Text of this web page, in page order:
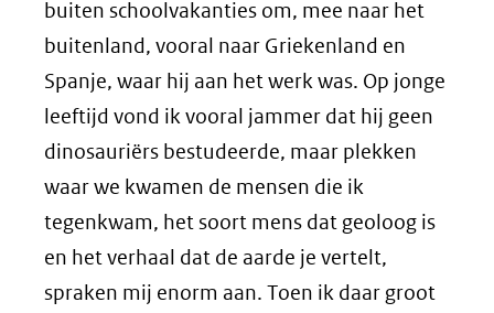
buiten schoolvakanties om, mee naar het
buitenland, vooral naar Griekenland en
Spanje, waar hij aan het werk was. Op jonge
leeftijd vond ik vooral jammer dat hij geen
dinosauriërs bestudeerde, maar plekken
waar we kwamen de mensen die ik
tegenkwam, het soort mens dat geoloog is
en het verhaal dat de aarde je vertelt,
spraken mij enorm aan. Toen ik daar groot